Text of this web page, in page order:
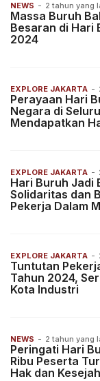
NEWS - 2 tahun yang
Massa Buruh
Besaran di Hari
2024
EXPLORE JAKARTA -
Perayaan Hari
Negara di
Mendapatkan
EXPLORE JAKARTA -
Hari Buruh Jadi
Solidaritas dan
Pekerja Dalam
EXPLORE JAKARTA -
Tuntutan
Tahun 2024,
Kota Industri
NEWS - 2 tahun yang
Peringati Hari
Ribu Peserta
Hak dan